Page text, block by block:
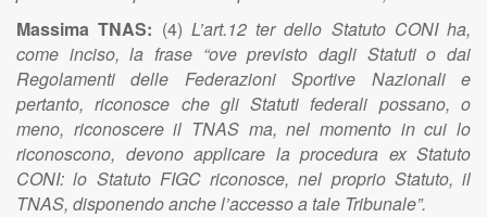
Massima TNAS: (4) L’art.12 ter dello Statuto CONI ha,
come inciso, la frase “ove previsto dagli Statuti o dai
Regolamenti delle Federazioni Sportive Nazionali e
pertanto, riconosce che gli Statuti federali possano, o
meno, riconoscere il TNAS ma, nel momento in cui lo
riconoscono, devono applicare la procedura ex Statuto
CONI: lo Statuto FIGC riconosce, nel proprio Statuto, il
TNAS, disponendo anche l’accesso a tale Tribunale”.